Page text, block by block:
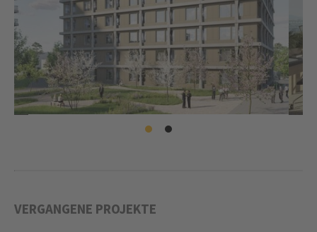
VERGANGENE PROJEKTE